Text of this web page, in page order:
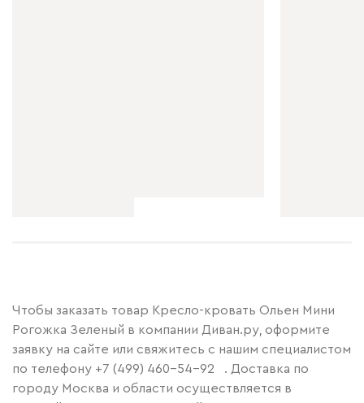
Чтобы заказать товар Кресло-кровать Ольен Мини
Рогожка Зеленый в компании Диван.ру, оформите
заявку на сайте или свяжитесь с нашим специалистом
по телефону +7 (499) 460-54-92
. Доставка по
городу Москва и области осуществляется в